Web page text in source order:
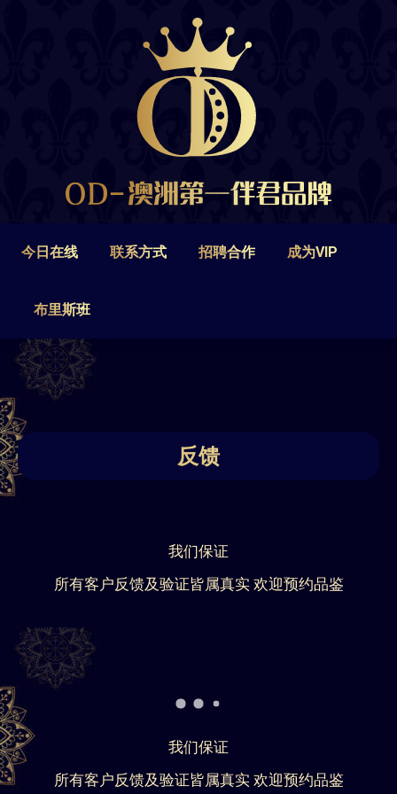
今日在线 联系方式 招聘合作 成为VIP
布里斯班
反馈
我们保证
所有客户反馈及验证皆属真实 欢迎预约品鉴
我们保证
所有客户反馈及验证皆属真实 欢迎预约品鉴
联系方式 招聘合作
布里斯班